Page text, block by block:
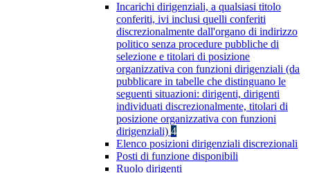
Incarichi dirigenziali, a qualsiasi titolo
conferiti, ivi inclusi quelli conferiti
discrezionalmente dall'organo di indirizzo
politico senza procedure pubbliche di
selezione e titolari di posizione
organizzativa con funzioni dirigenziali (da
pubblicare in tabelle che distinguano le
seguenti situazioni: dirigenti, dirigenti
individuati discrezionalmente, titolari di
posizione organizzativa con funzioni
dirigenziali) 4
Elenco posizioni dirigenziali discrezionali
Posti di funzione disponibili
Ruolo dirigenti